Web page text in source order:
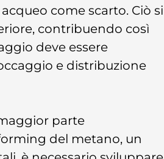
come scarto. Ciò si
contribuendo così
deve essere
e distribuzione
parte
del metano, un